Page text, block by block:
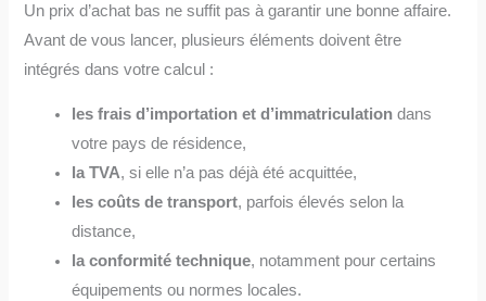
Un prix d’achat bas ne suffit pas à garantir une bonne affaire.
Avant de vous lancer, plusieurs éléments doivent être
intégrés dans votre calcul :
les frais d’importation et d’immatriculation dans
votre pays de résidence,
la TVA, si elle n’a pas déjà été acquittée,
les coûts de transport, parfois élevés selon la
distance,
la conformité technique, notamment pour certains
équipements ou normes locales.